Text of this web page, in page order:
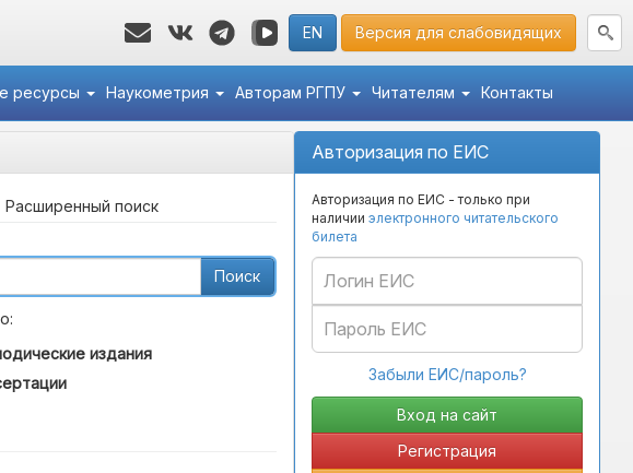
EN Версия для слабовидящих
ресурсы Наукометрия Авторам РГПУ Читателям Контакты
Авторизация по ЕИС
Авторизация по ЕИС - только при
наличии электронного читательского
билета
Забыли ЕИС/пароль?
Регистрация
Расширенный поиск
Поиск
издания